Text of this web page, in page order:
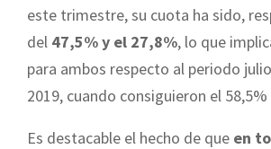
este trimestre, su cuota ha sido,
del 47,5% y el 27,8%, lo que
para ambos respecto al periodo
2019, cuando consiguieron el 58,5%
Es destacable el hecho de que en